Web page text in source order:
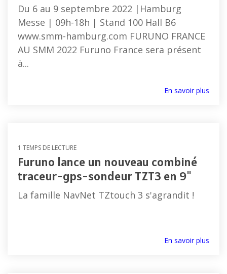
Séries
FR et
Accessoires
radar
Compas
électroniques
et
satellitaires
Récépteurs
météo
Capteurs
vitesse,
Du 6 au 9 septembre 2022 |Hamburg
Messe | 09h-18h | Stand 100 Hall B6
www.smm-hamburg.com FURUNO FRANCE
AU SMM 2022 Furuno France sera présent
à...
En savoir plus
1 TEMPS DE LECTURE
Furuno lance un nouveau combiné
traceur-gps-sondeur TZT3 en 9"
La famille NavNet TZtouch 3 s'agrandit !
En savoir plus